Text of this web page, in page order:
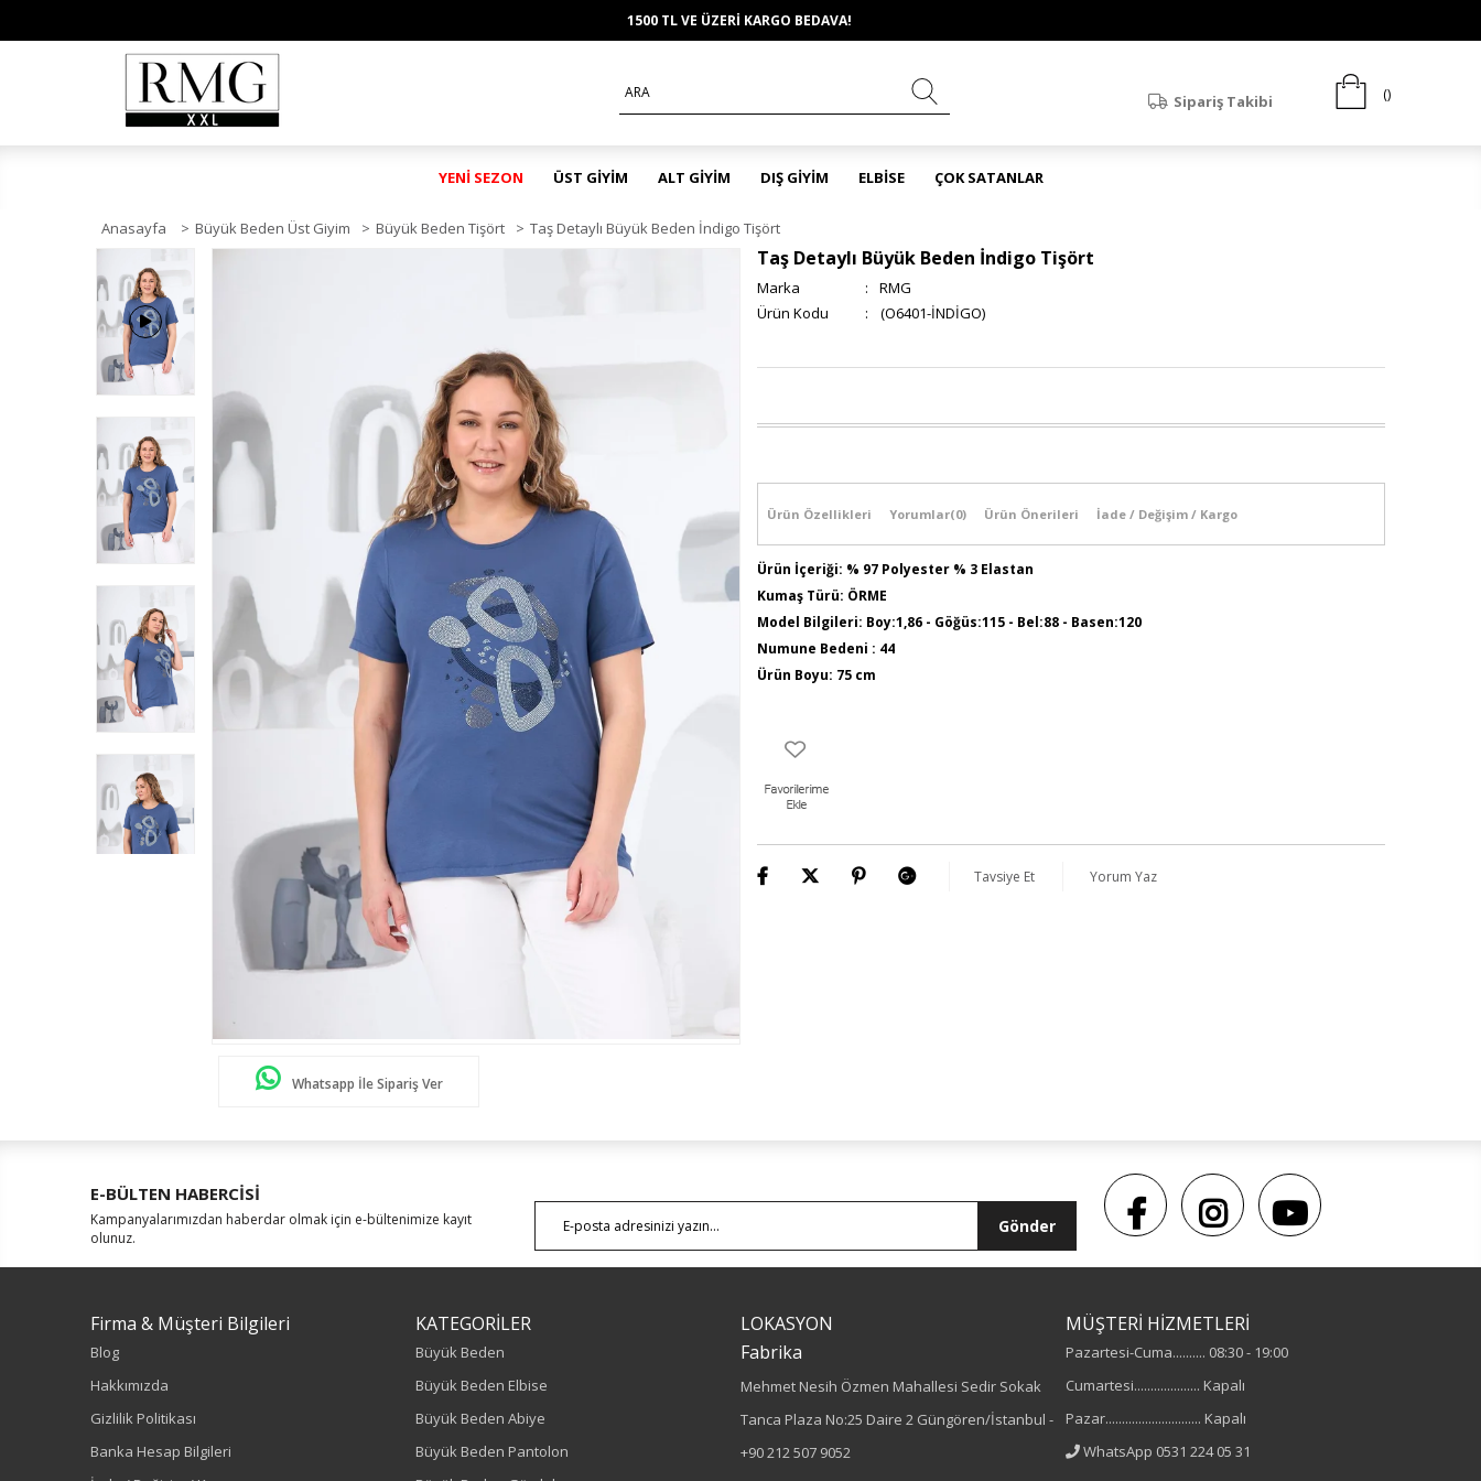
1500 TL VE ÜZERİ KARGO BEDAVA!
Sipariş Takibi
YENİ SEZON ÜST GİYİM ALT GİYİM DIŞ GİYİM ELBİSE ÇOK SATANLAR
Anasayfa > Büyük Beden Üst Giyim > Büyük Beden Tişört > Taş Detaylı Büyük Beden İndigo Tişört
Whatsapp İle Sipariş Ver
Taş Detaylı Büyük Beden İndigo Tişört
Marka :
RMG
(O6401-İNDİGO)
Ürün Özellikleri Yorumlar(0) Ürün Önerileri İade / Değişim / Kargo
Ürün İçeriği: % 97 Polyester % 3 Elastan
Kumaş Türü: ÖRME
Model Bilgileri: Boy:1,86 - Göğüs:115 - Bel:88 - Basen:120
Numune Bedeni : 44
Ürün Boyu: 75 cm
Tavsiye Et Yorum Yaz
E-BÜLTEN HABERCİSİ
Kampanyalarımızdan haberdar olmak için e-bültenimize kayıt
olunuz.
Gönder
Firma & Müşteri Bilgileri
Blog
Hakkımızda
Gizlilik Politikası
Banka Hesap Bilgileri
KATEGORİLER
Büyük Beden
Büyük Beden Elbise
Büyük Beden Abiye
Büyük Beden Pantolon
LOKASYON
Fabrika
Mehmet Nesih Özmen Mahallesi Sedir Sokak
Tanca Plaza No:25 Daire 2 Güngören/İstanbul -
+90 212 507 9052
MÜŞTERİ HİZMETLERİ
Pazartesi-Cuma.......... 08:30 - 19:00
Cumartesi.................... Kapalı
Pazar............................. Kapalı
WhatsApp 0531 224 05 31